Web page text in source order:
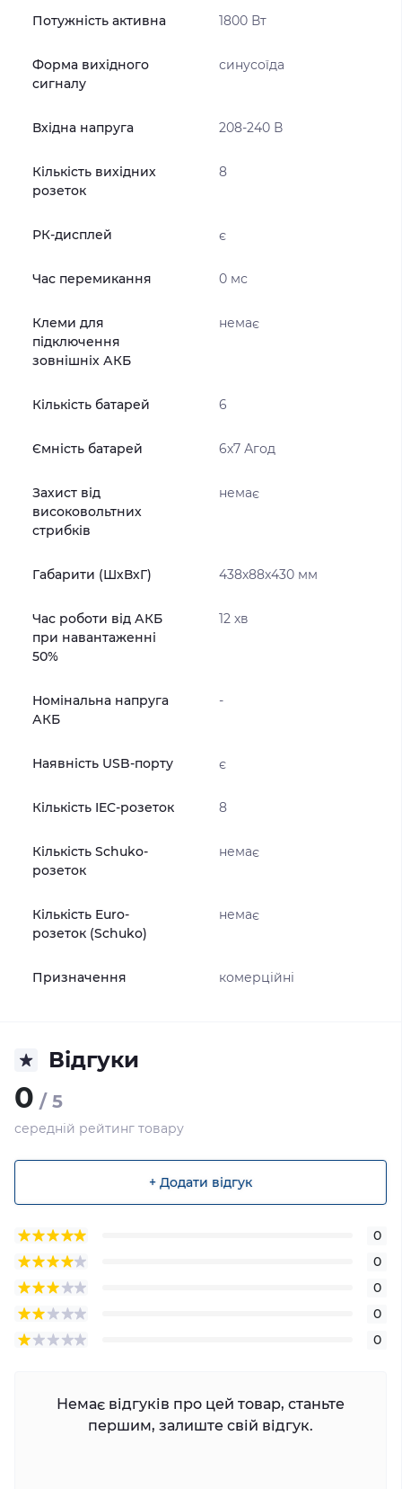
Потужність активна 1800 Вт
Форма вихідного
сигналу
синусоїда
Вхідна напруга 208-240 В
Кількість вихідних
розеток
8
РК-дисплей є
Час перемикання 0 мс
Клеми для
підключення
зовнішніх АКБ
немає
Кількість батарей 6
Ємність батарей 6х7 Агод
Захист від
високовольтних
стрибків
немає
Габарити (ШхВхГ) 438х88х430 мм
Час роботи від АКБ
при навантаженні
50%
12 хв
Номінальна напруга
АКБ
-
Наявність USB-порту є
Кількість IEC-розеток 8
Кількість Schuko-
розеток
немає
Кількість Euro-
розеток (Schuko)
немає
Призначення комерційні
Відгуки
0 / 5
середній рейтинг товару
+ Додати відгук
0
0
0
0
0
Немає відгуків про цей товар, станьте
першим, залиште свій відгук.